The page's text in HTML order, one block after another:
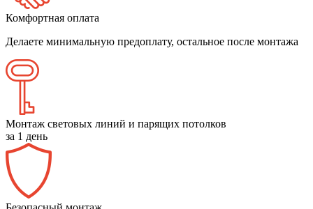
Комфортная оплата
Делаете минимальную предоплату, остальное после монтажа
Монтаж световых линий и парящих потолков
за 1 день